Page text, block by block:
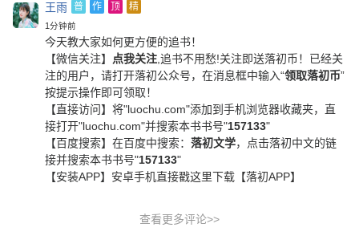
王雨 普 作 顶 精
1分钟前
今天教大家如何更方便的追书！
【微信关注】 点我关注,追书不用愁!关注即送落初币！ 已经关
注的用户，请打开落初公众号，在消息框中输入“领取落初币”
按提示操作即可领取！
【直接访问】 将"luochu.com"添加到手机浏览器收藏夹，直
接打开"luochu.com"并搜索本书书号"157133"
【百度搜索】 在百度中搜索： 落初文学，点击落初中文的链
接并搜索本书书号"157133"
【安装APP】 安卓手机直接戳这里下载【落初APP】
查看更多评论>>